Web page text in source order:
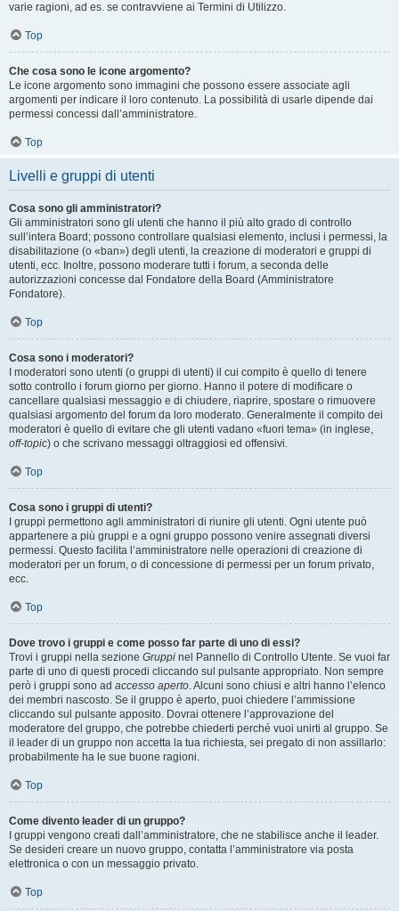
varie ragioni, ad es. se contravviene ai Termini di Utilizzo.
Top
Che cosa sono le icone argomento?
Le icone argomento sono immagini che possono essere associate agli
argomenti per indicare il loro contenuto. La possibilità di usarle dipende dai
permessi concessi dall’amministratore.
Top
Livelli e gruppi di utenti
Cosa sono gli amministratori?
Gli amministratori sono gli utenti che hanno il più alto grado di controllo
sull’intera Board; possono controllare qualsiasi elemento, inclusi i permessi, la
disabilitazione (o «ban») degli utenti, la creazione di moderatori e gruppi di
utenti, ecc. Inoltre, possono moderare tutti i forum, a seconda delle
autorizzazioni concesse dal Fondatore della Board (Amministratore
Fondatore).
Top
Cosa sono i moderatori?
I moderatori sono utenti (o gruppi di utenti) il cui compito è quello di tenere
sotto controllo i forum giorno per giorno. Hanno il potere di modificare o
cancellare qualsiasi messaggio e di chiudere, riaprire, spostare o rimuovere
qualsiasi argomento del forum da loro moderato. Generalmente il compito dei
moderatori è quello di evitare che gli utenti vadano «fuori tema» (in inglese,
off-topic) o che scrivano messaggi oltraggiosi ed offensivi.
Top
Cosa sono i gruppi di utenti?
I gruppi permettono agli amministratori di riunire gli utenti. Ogni utente può
appartenere a più gruppi e a ogni gruppo possono venire assegnati diversi
permessi. Questo facilita l’amministratore nelle operazioni di creazione di
moderatori per un forum, o di concessione di permessi per un forum privato,
ecc.
Top
Dove trovo i gruppi e come posso far parte di uno di essi?
Trovi i gruppi nella sezione Gruppi nel Pannello di Controllo Utente. Se vuoi far
parte di uno di questi procedi cliccando sul pulsante appropriato. Non sempre
però i gruppi sono ad accesso aperto. Alcuni sono chiusi e altri hanno l’elenco
dei membri nascosto. Se il gruppo è aperto, puoi chiedere l’ammissione
cliccando sul pulsante apposito. Dovrai ottenere l’approvazione del
moderatore del gruppo, che potrebbe chiederti perché vuoi unirti al gruppo. Se
il leader di un gruppo non accetta la tua richiesta, sei pregato di non assillarlo:
probabilmente ha le sue buone ragioni.
Top
Come divento leader di un gruppo?
I gruppi vengono creati dall’amministratore, che ne stabilisce anche il leader.
Se desideri creare un nuovo gruppo, contatta l’amministratore via posta
elettronica o con un messaggio privato.
Top